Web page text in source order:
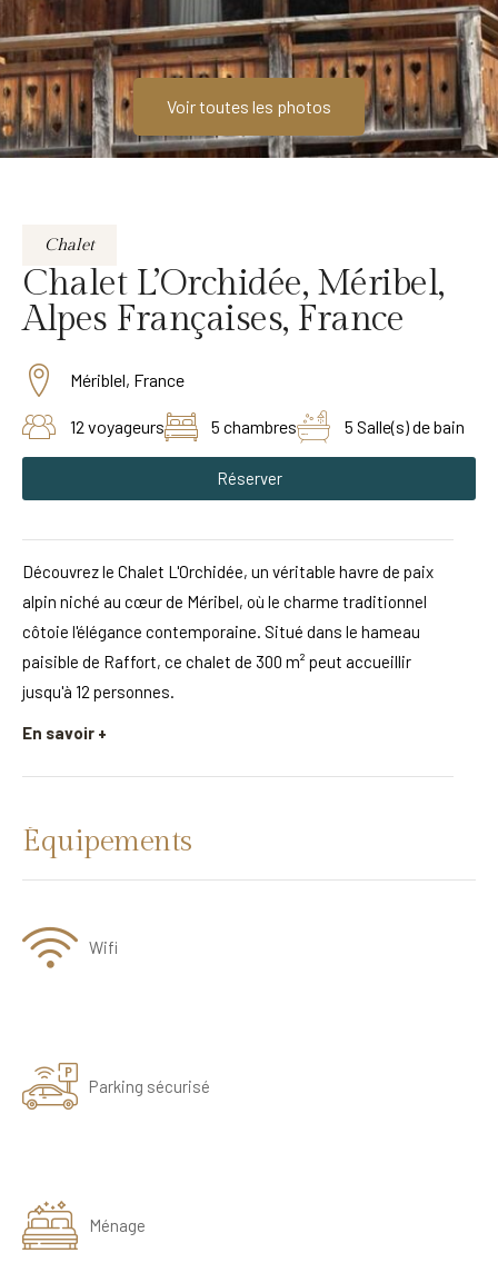
Voir toutes les photos
Chalet
Chalet L’Orchidée, Méribel,
Alpes Françaises, France
Mériblel, France
12 voyageurs 5 chambres 5 Salle(s) de bain
Réserver
Découvrez le Chalet L'Orchidée, un véritable havre de paix
alpin niché au cœur de Méribel, où le charme traditionnel
côtoie l'élégance contemporaine. Situé dans le hameau
paisible de Raffort, ce chalet de 300 m² peut accueillir
jusqu'à 12 personnes.
En savoir +
Équipements
Wifi
Parking sécurisé
Ménage